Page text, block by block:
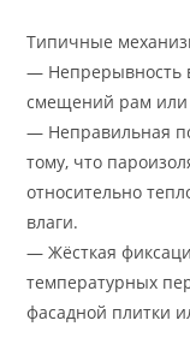
Типичные
— Непрерывность
смещений рам или
— Неправильная
тому, что
относительно
влаги.
— Жёсткая
температурных
фасадной плитки